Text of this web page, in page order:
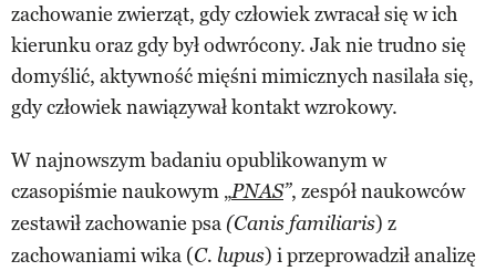
zachowanie zwierząt, gdy człowiek zwracał się w ich
kierunku oraz gdy był odwrócony. Jak nie trudno się
domyślić, aktywność mięśni mimicznych nasilała się,
gdy człowiek nawiązywał kontakt wzrokowy.
W najnowszym badaniu opublikowanym w
czasopiśmie naukowym „PNAS”, zespół naukowców
zestawił zachowanie psa (Canis familiaris) z
zachowaniami wika (C. lupus) i przeprowadził analizę